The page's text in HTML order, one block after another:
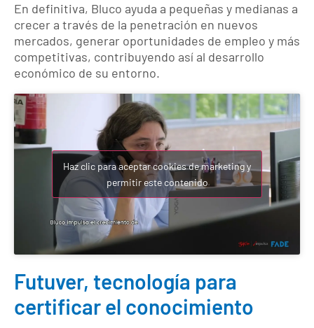
En definitiva, Bluco ayuda a pequeñas y medianas a
crecer a través de la penetración en nuevos
mercados, generar oportunidades de empleo y más
competitivas, contribuyendo así al desarrollo
económico de su entorno.
Haz clic para aceptar cookies de marketing y
permitir este contenido
Futuver, tecnología para
certificar el conocimiento